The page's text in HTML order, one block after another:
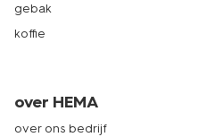
gebak
koffie
over HEMA
over ons bedrijf